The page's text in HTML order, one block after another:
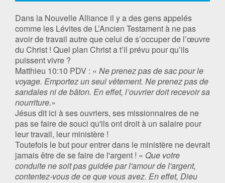
Dans la Nouvelle Alliance il y a des gens appelés
comme les Lévites de L’Ancien Testament à ne pas
avoir de travail autre que celui de s’occuper de l’œuvre
du Christ ! Quel plan Christ a t’il prévu pour qu’ils
puissent vivre ?
Matthieu‬ ‭10:10‬ ‭PDV : « Ne prenez pas de sac pour le
voyage. Emportez un seul vêtement. Ne prenez pas de
sandales ni de bâton. En effet, l’ouvrier doit recevoir sa
nourriture.»
Jésus dit ici à ses ouvriers, ses missionnaires de ne
pas se faire de souci qu'ils ont droit à un salaire pour
leur travail, leur ministère !
Toutefois le but pour entrer dans le ministère ne devrait
jamais être de se faire de l'argent ! « Que votre
conduite ne soit pas guidée par l'amour de l'argent,
contentez-vous de ce que vous avez. En effet, Dieu